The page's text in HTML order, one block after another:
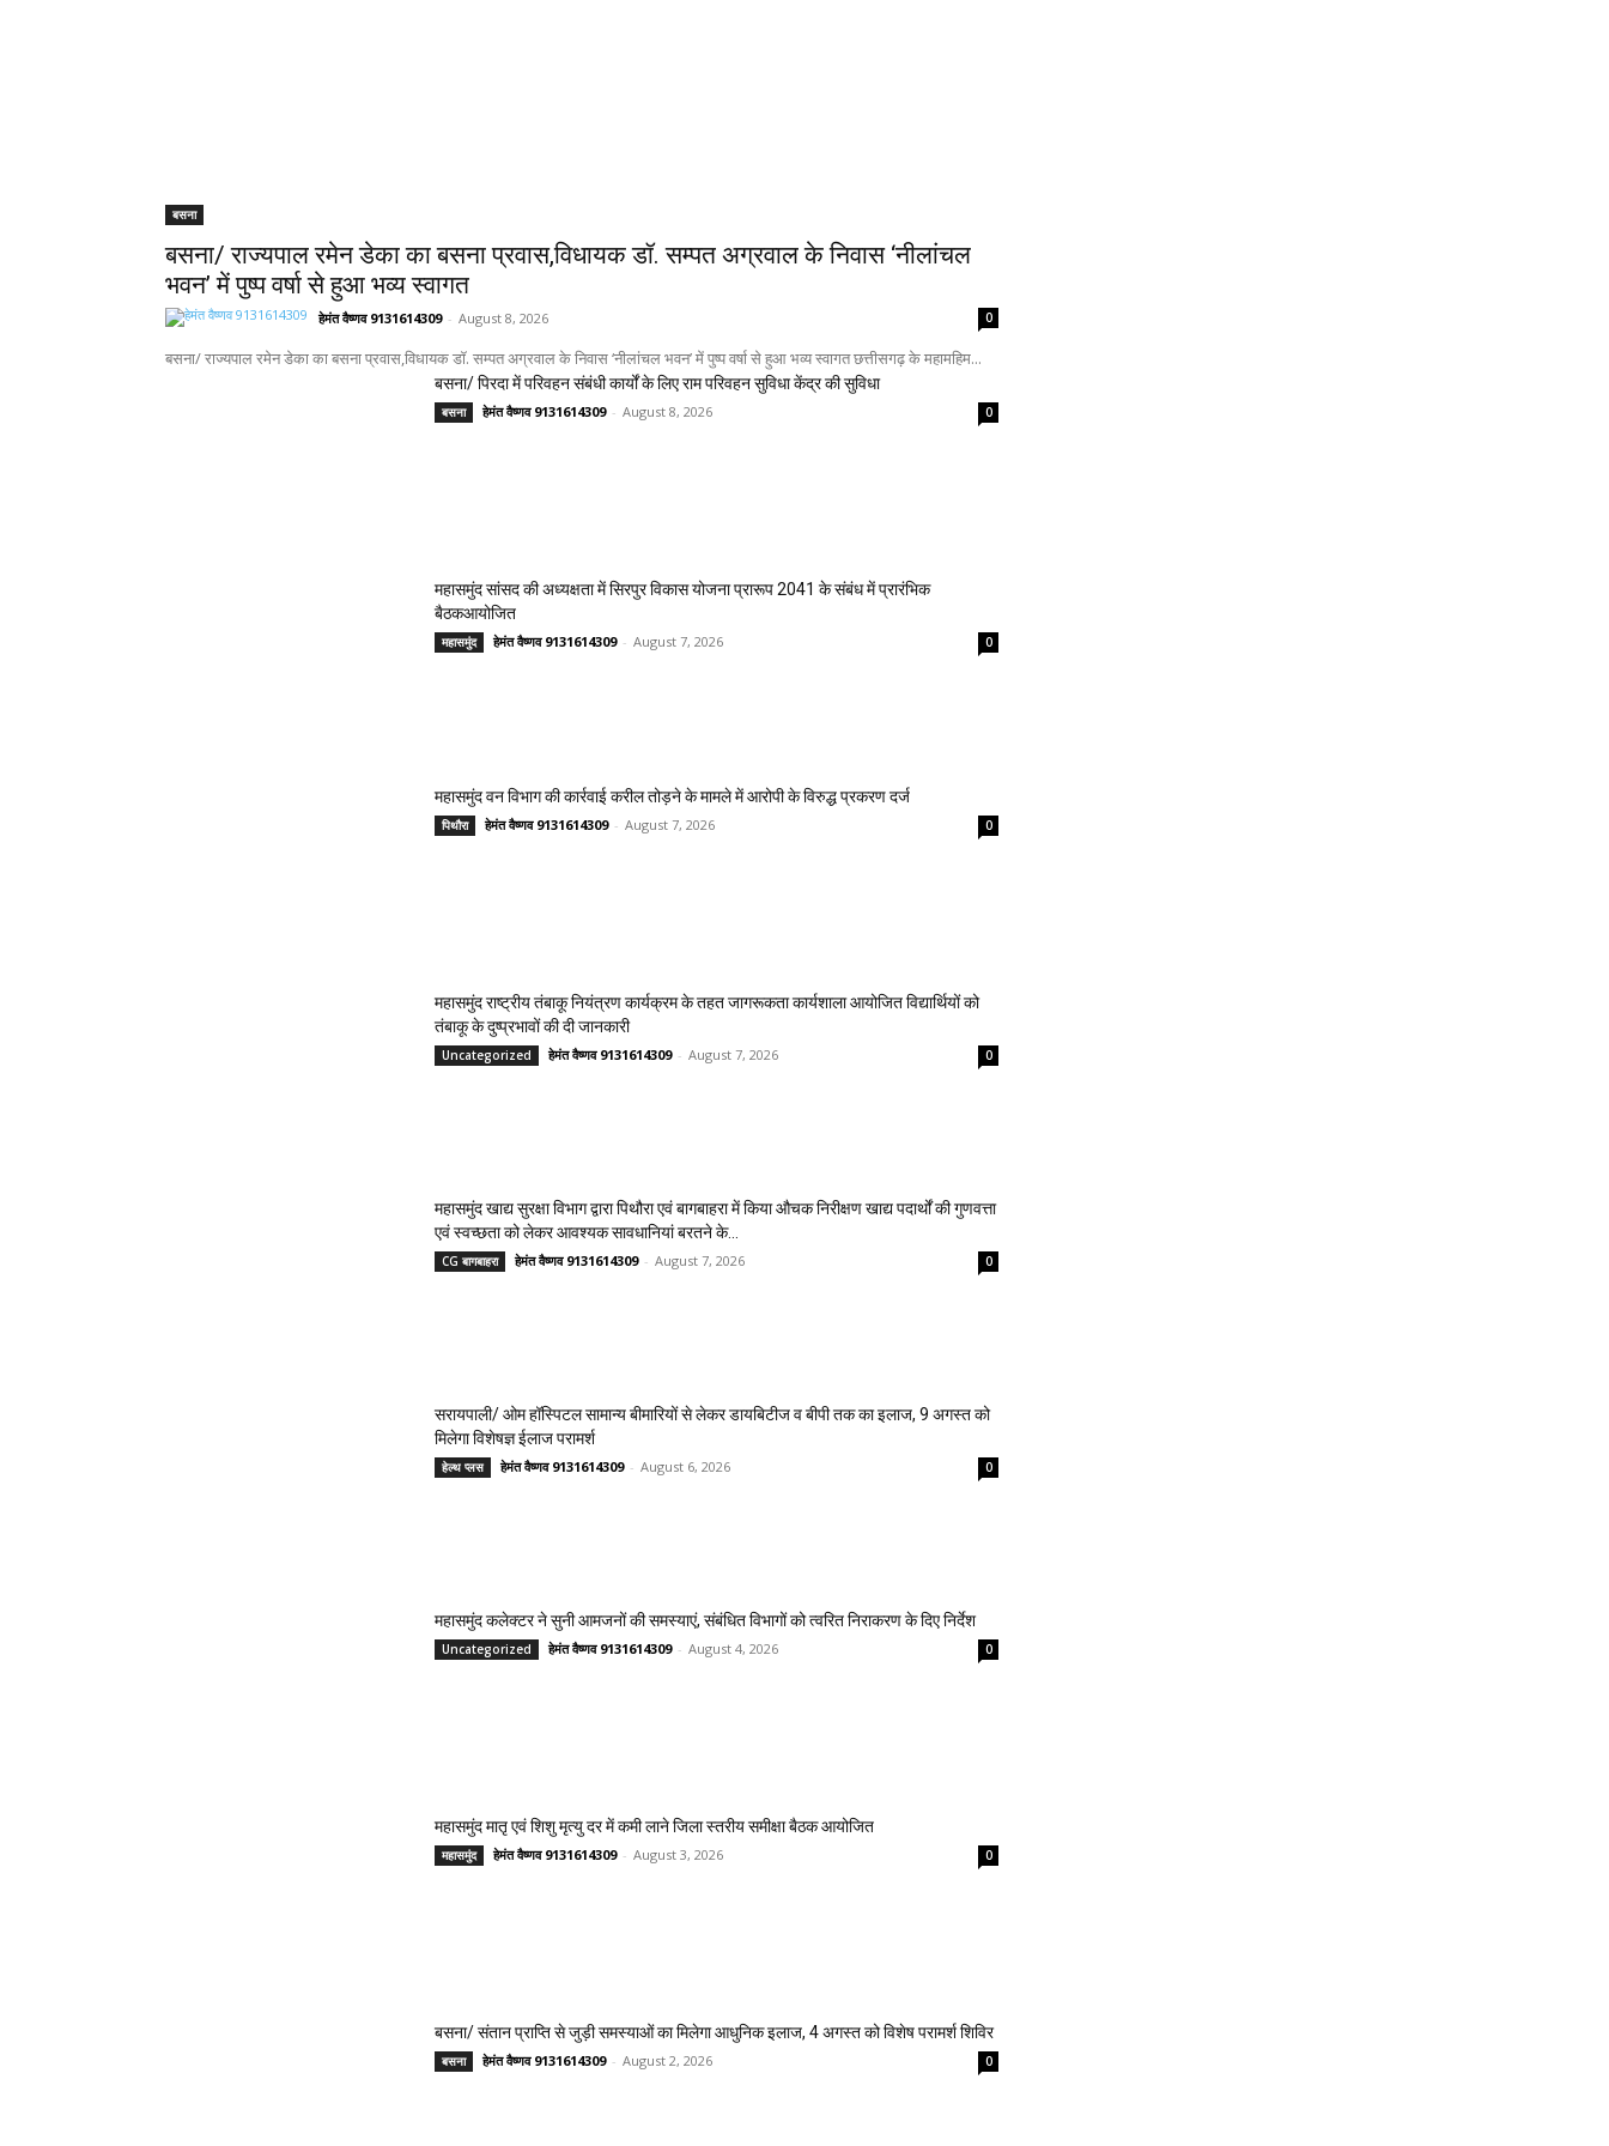
बसना
बसना/ राज्यपाल रमेन डेका का बसना प्रवास,विधायक डॉ. सम्पत अग्रवाल के निवास ‘नीलांचल
भवन’ में पुष्प वर्षा से हुआ भव्य स्वागत
हेमंत वैष्णव 9131614309 - August 8, 2026 0
बसना/ राज्यपाल रमेन डेका का बसना प्रवास,विधायक डॉ. सम्पत अग्रवाल के निवास ‘नीलांचल भवन’ में पुष्प वर्षा से हुआ भव्य स्वागत छत्तीसगढ़ के महामहिम...
बसना/ पिरदा में परिवहन संबंधी कार्यों के लिए राम परिवहन सुविधा केंद्र की सुविधा
बसना हेमंत वैष्णव 9131614309 - August 8, 2026 0
महासमुंद सांसद की अध्यक्षता में सिरपुर विकास योजना प्रारूप 2041 के संबंध में प्रारंभिक
बैठकआयोजित
महासमुंद हेमंत वैष्णव 9131614309 - August 7, 2026 0
महासमुंद वन विभाग की कार्रवाई करील तोड़ने के मामले में आरोपी के विरुद्ध प्रकरण दर्ज
पिथौरा हेमंत वैष्णव 9131614309 - August 7, 2026 0
महासमुंद राष्ट्रीय तंबाकू नियंत्रण कार्यक्रम के तहत जागरूकता कार्यशाला आयोजित विद्यार्थियों को
तंबाकू के दुष्प्रभावों की दी जानकारी
Uncategorized हेमंत वैष्णव 9131614309 - August 7, 2026 0
महासमुंद खाद्य सुरक्षा विभाग द्वारा पिथौरा एवं बागबाहरा में किया औचक निरीक्षण खाद्य पदार्थों की गुणवत्ता
एवं स्वच्छता को लेकर आवश्यक सावधानियां बरतने के...
CG बागबाहरा हेमंत वैष्णव 9131614309 - August 7, 2026 0
सरायपाली/ ओम हॉस्पिटल सामान्य बीमारियों से लेकर डायबिटीज व बीपी तक का इलाज, 9 अगस्त को
मिलेगा विशेषज्ञ ईलाज परामर्श
हेल्थ प्लस हेमंत वैष्णव 9131614309 - August 6, 2026 0
महासमुंद कलेक्टर ने सुनी आमजनों की समस्याएं, संबंधित विभागों को त्वरित निराकरण के दिए निर्देश
Uncategorized हेमंत वैष्णव 9131614309 - August 4, 2026 0
महासमुंद मातृ एवं शिशु मृत्यु दर में कमी लाने जिला स्तरीय समीक्षा बैठक आयोजित
महासमुंद हेमंत वैष्णव 9131614309 - August 3, 2026 0
बसना/ संतान प्राप्ति से जुड़ी समस्याओं का मिलेगा आधुनिक इलाज, 4 अगस्त को विशेष परामर्श शिविर
बसना हेमंत वैष्णव 9131614309 - August 2, 2026 0